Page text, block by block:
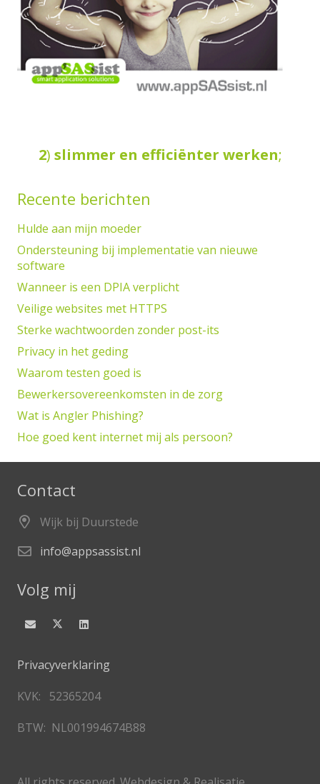
)adviseren
slimmer over
en de
efficiënterwerken
Recente berichten
Hulde aan mijn moeder
Ondersteuning bij implementatie van nieuwe
software
Wanneer is een DPIA verplicht
Veilige websites met HTTPS
Sterke wachtwoorden zonder post-its
Privacy in het geding
Waarom testen goed is
Bewerkersovereenkomsten in de zorg
Wat is Angler Phishing?
Hoe goed kent internet mij als persoon?
Contact
Wijk bij Duurstede
info@appsassist.nl
Volg mij
Privacyverklaring
KVK: 52365204
BTW: NL001994674B88